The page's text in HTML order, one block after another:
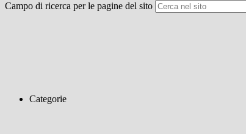
Campo di ricerca per le pagine del sito
Categorie